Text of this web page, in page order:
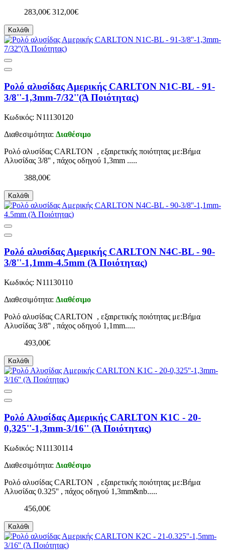
283,00€ 312,00€
Καλάθι
Ρολό αλυσίδας Αμερικής CARLTON N1C-BL - 91-
3/8''-1,3mm-7/32''(Ά Ποιότητας)
Κωδικός: N11130120
Διαθεσιμότητα: Διαθέσιμο
Ρολό αλυσίδας CARLTON , εξαιρετικής ποιότητας με:Βήμα
Αλυσίδας 3/8'' , πάχος οδηγού 1,3mm .....
388,00€
Καλάθι
Ρολό αλυσίδας Αμερικής CARLTON N4C-BL - 90-
3/8''-1,1mm-4.5mm (Ά Ποιότητας)
Κωδικός: N11130110
Διαθεσιμότητα: Διαθέσιμο
Ρολό αλυσίδας CARLTON , εξαιρετικής ποιότητας με:Βήμα
Αλυσίδας 3/8'' , πάχος οδηγού 1,1mm.....
493,00€
Καλάθι
Ρολό Αλυσίδας Αμερικής CARLTON K1C - 20-
0,325''-1,3mm-3/16'' (Ά Ποιότητας)
Κωδικός: N11130114
Διαθεσιμότητα: Διαθέσιμο
Ρολό αλυσίδας CARLTON , εξαιρετικής ποιότητας με:Βήμα
Αλυσίδας 0.325'' , πάχος οδηγού 1,3mm&nb.....
456,00€
Καλάθι